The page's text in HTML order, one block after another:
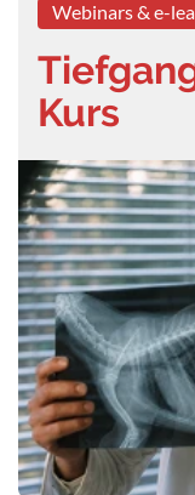
Webinars & e-
Kurs